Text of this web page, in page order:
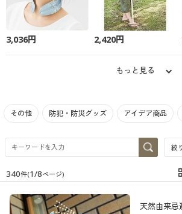
ジュニア・ティーンズ下着
メンズ下着
家電
寝具・インテリア・家具通販すべて
美容・健康
美容・健康通販すべて
制服・スクール
ジュニア・ティーンズ下着
大きいサイズ通販すべて
大きいサイズ レディース服
大きいサイズ レディース下着
バーゲン
バーゲンセール
シークレットセール
詳細検索
商品カテゴリ一覧
3,036円 2,420円
もっと見る
その他 防犯・防災グッズ アイデア商品
絞
在庫 在庫のある商品のみ表示
カテゴリ
340件(1/8ページ)
天然由来忌